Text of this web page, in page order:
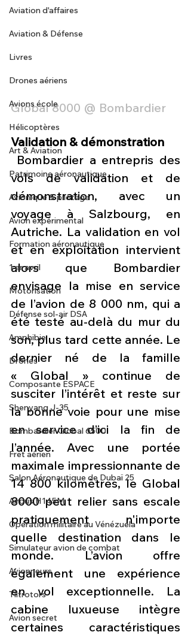
Aviation d'affaires
Aviation & Défense
Livres
Drones aériens
Avions école
Hélicoptères
Art & Aviation
Patrimoine aéronautique
Avionique & pilotage
Avion expérimental
Formation aéronautique
1 er avril
Motorisation
Défense sol-air DSA
Amphibie
Drones
Composante ESPACE
Shenyang J-35
Bombardier Global 6500
Fret aérien
Salon Aéronautique de Dubaï 25
Airbus H145M
Opération militaire au Vénézuela
Simulateur avion de combat
Avionneurs
Tiltrotors
Avion secret
Global 8000 @ Bombardier
Validation & démonstration
Bombardier a entrepris des
vols de validation et de
démonstration, avec un
voyage à Salzbourg, en
Autriche. La validation en vol
et en exploitation intervient
alors que Bombardier
envisage la mise en service
de l’avion de 8 000 nm, qui a
été testé au-delà du mur du
son, plus tard cette année. Le
dernier né de la famille
« Global » continue de
susciter l’intérêt et reste sur
la bonne voie pour une mise
en service d’ici la fin de
l’année. Avec une portée
maximale impressionnante de
14 800 kilomètres, le Global
8000 peut relier sans escale
pratiquement n'importe
quelle destination dans le
monde. L’avion offre
également une expérience
en vol exceptionnelle. La
cabine luxueuse intègre
certaines caractéristiques